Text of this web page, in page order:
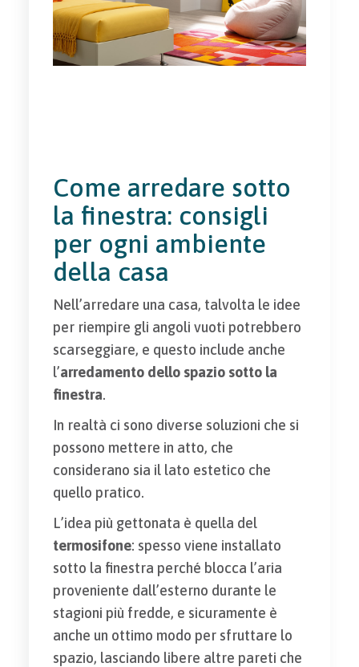
Come arredare sotto
la finestra: consigli
per ogni ambiente
della casa
Nell’arredare una casa, talvolta le idee
per riempire gli angoli vuoti potrebbero
scarseggiare, e questo include anche
l’arredamento dello spazio sotto la
finestra.
In realtà ci sono diverse soluzioni che si
possono mettere in atto, che
considerano sia il lato estetico che
quello pratico.
L’idea più gettonata è quella del
termosifone: spesso viene installato
sotto la finestra perché blocca l’aria
proveniente dall’esterno durante le
stagioni più fredde, e sicuramente è
anche un ottimo modo per sfruttare lo
spazio, lasciando libere altre pareti che